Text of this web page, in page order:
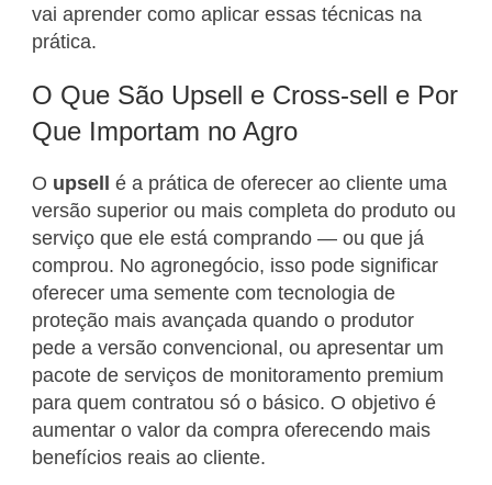
vai aprender como aplicar essas técnicas na
prática.
O Que São Upsell e Cross-sell e Por
Que Importam no Agro
O upsell é a prática de oferecer ao cliente uma
versão superior ou mais completa do produto ou
serviço que ele está comprando — ou que já
comprou. No agronegócio, isso pode significar
oferecer uma semente com tecnologia de
proteção mais avançada quando o produtor
pede a versão convencional, ou apresentar um
pacote de serviços de monitoramento premium
para quem contratou só o básico. O objetivo é
aumentar o valor da compra oferecendo mais
benefícios reais ao cliente.